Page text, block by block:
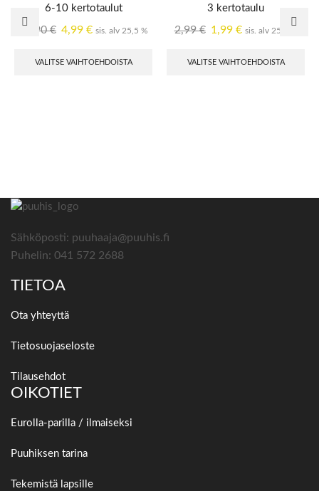
6-10 kertotaulut
11,90€ 4,99 € sis. alv 25,5 %
VALITSE VAIHTOEHDOISTA
3 kertotaulu
2,99€ 1,99 € sis. alv 25,5 %
VALITSE VAIHTOEHDOISTA
Sähköposti: puuhaaja@puuhis.fi
Puhelin: 041 572 2688
TIETOA
Ota yhteyttä
Tietosuojaseloste
Tilausehdot
OIKOTIET
Eurolla-parilla / ilmaiseksi
Puuhiksen tarina
Tekemistä lapsille